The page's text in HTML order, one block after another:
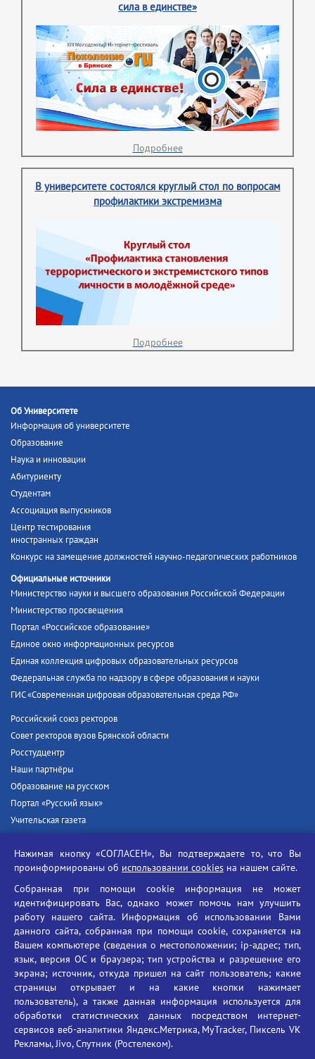
сила в единстве»
Подробнее
В университете состоялся круглый стол по вопросам
профилактики экстремизма
Подробнее
Об Университете
Информация об университете
Образование
Наука и инновации
Абитуриенту
Студентам
Ассоциация выпускников
Центр тестирования
иностранных граждан
Конкурс на замещение должностей научно-педагогических работников
Официальные источники
Министерство науки и высшего образования Российской Федерации
Министерство просвещения
Портал «Российское образование»
Единое окно информационных ресурсов
Единая коллекция цифровых образовательных ресурсов
Федеральная служба по надзору в сфере образования и науки
ГИС «Современная цифровая образовательная среда РФ»
Российский союз ректоров
Совет ректоров вузов Брянской области
Росстудцентр
Наши партнёры
Образование на русском
Портал «Русский язык»
Учительская газета
Единый портал государственных услуг
Противодействие угрозам информационной безопасности
Социальные ролики - Генеральная прокуратура РФ
Противодействие коррупции
БГУ против наркотиков
Брянский государственный университет
имени академика И.Г. Петровского
Время работы: пн-пт 09:00-18:00
Телефон: +7(4832)58-90-85
Нажимая кнопку «СОГЛАСЕН», Вы подтверждаете то, что Вы
проинформированы об использовании cookies на нашем сайте.
Собранная при помощи cookie информация не может
идентифицировать Вас, однако может помочь нам улучшить
работу нашего сайта. Информация об использовании Вами
данного сайта, собранная при помощи cookie, сохраняется на
Вашем компьютере (сведения о местоположении; ip-адрес; тип,
язык, версия ОС и браузера; тип устройства и разрешение его
экрана; источник, откуда пришел на сайт пользователь; какие
страницы открывает и на какие кнопки нажимает
пользователь), а также данная информация используется для
обработки статистических данных посредством интернет-
сервисов веб-аналитики Яндекс.Метрика, MyTracker, Пиксель VK
Рекламы, Jivo, Спутник (Ростелеком).